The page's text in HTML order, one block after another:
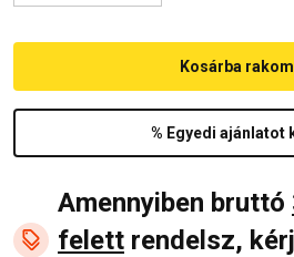
% Egyedi ajánlatot
Kosárba rakom
Amennyiben bruttó
felett rendelsz,